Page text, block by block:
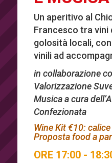
Un aperitivo al
Francesco tra
golosità locali,
vinili ad
in collaborazione
Valorizzazione
Musica a cura
Confezionata
Wine Kit €10:
Proposta food a
ORE 17:00 -